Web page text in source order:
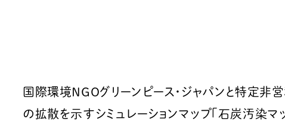
国際環境NGOグリーンピース・ジャパンと特定非
の拡散を示すシミュレーションマップ「石炭汚染